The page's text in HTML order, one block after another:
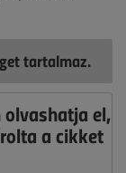
tartalmaz.
el,
a cikket